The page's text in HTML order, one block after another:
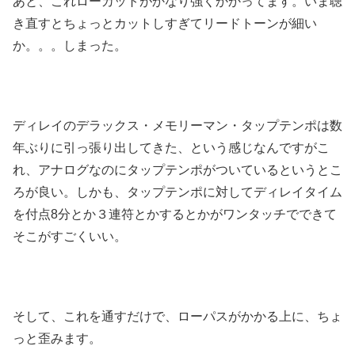
き直すとちょっとカットしすぎてリードトーンが細い
か。。。しまった。
ディレイのデラックス・メモリーマン・タップテンポは数
年ぶりに引っ張り出してきた、という感じなんですがこ
れ、アナログなのにタップテンポがついているというとこ
ろが良い。しかも、タップテンポに対してディレイタイム
を付点8分とか３連符とかするとかがワンタッチでできて
そこがすごくいい。
そして、これを通すだけで、ローパスがかかる上に、ちょ
っと歪みます。